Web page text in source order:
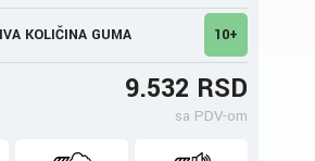
KOLIČINA GUMA 10+
9.532 RSD
sa PDV-om